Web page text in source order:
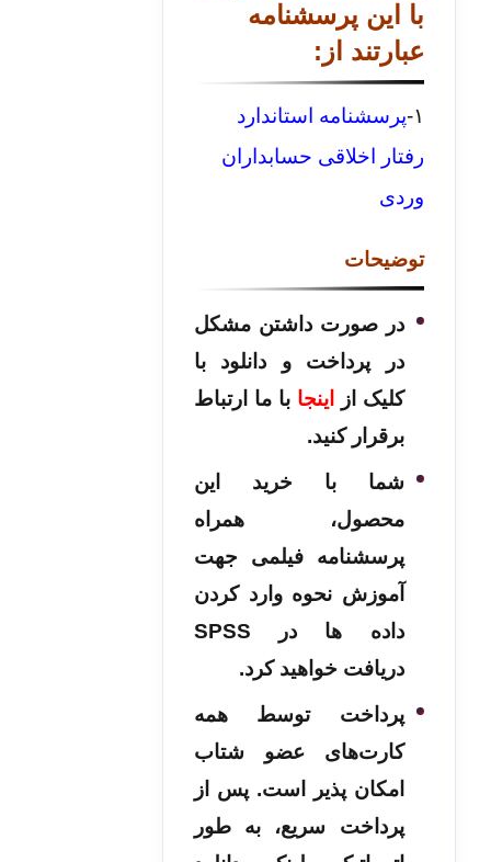
با این پرسشنامه
عبارتند از:
۱- پرسشنامه استاندارد
رفتار اخلاقی حسابداران
وردی
توضیحات
در صورت داشتن مشکل
در پرداخت و دانلود با
کلیک از
اینجا با ما ارتباط
برقرار کنید.
شما با خرید این
محصول، همراه
پرسشنامه فیلمی جهت
آموزش نحوه وارد کردن
داده ها در SPSS
دریافت خواهید کرد.
پرداخت توسط همه
کارت‌های عضو شتاب
امکان پذیر است. پس از
پرداخت سریع، به طور